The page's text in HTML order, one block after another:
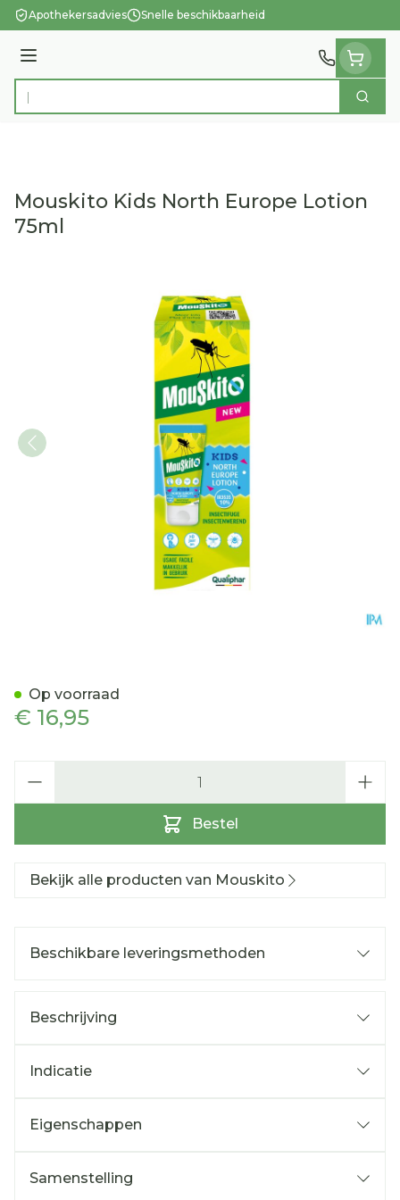
Ga naar de inhoud
Apothekersadvies Snelle beschikbaarheid
Menu
Product, merk, categorie... Zoek
Mouskito Kids North Europe Lotion
75ml
€ 16,95
Bestel
Op voorraad
Bekijk alle producten van Mouskito
Beschikbare leveringsmethoden
Beschrijving
Indicatie
Eigenschappen
Samenstelling